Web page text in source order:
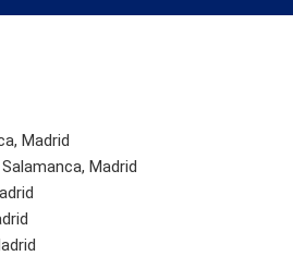
Madrid
Madrid